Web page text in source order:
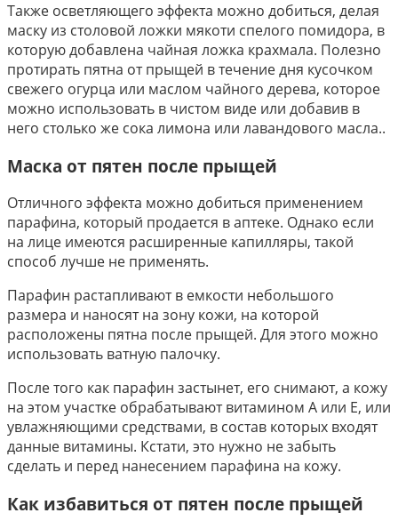
Также осветляющего эффекта можно добиться, делая
маску из столовой ложки мякоти спелого помидора, в
которую добавлена чайная ложка крахмала. Полезно
протирать пятна от прыщей в течение дня кусочком
свежего огурца или маслом чайного дерева, которое
можно использовать в чистом виде или добавив в
него столько же сока лимона или лавандового масла..
Маска от пятен после прыщей
Отличного эффекта можно добиться применением
парафина, который продается в аптеке. Однако если
на лице имеются расширенные капилляры, такой
способ лучше не применять.
Парафин растапливают в емкости небольшого
размера и наносят на зону кожи, на которой
расположены пятна после прыщей. Для этого можно
использовать ватную палочку.
После того как парафин застынет, его снимают, а кожу
на этом участке обрабатывают витамином А или Е, или
увлажняющими средствами, в состав которых входят
данные витамины. Кстати, это нужно не забыть
сделать и перед нанесением парафина на кожу.
Как избавиться от пятен после прыщей